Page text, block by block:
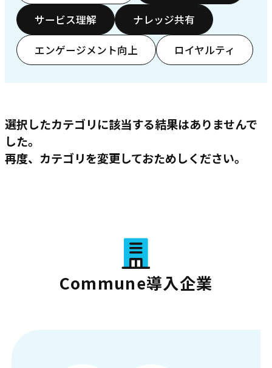
サービス理解 ナレッジ共有
エンゲージメント向上 ロイヤルティ
選択したカテゴリに該当する結果はありませんで
した。
再度、カテゴリを変更しておためしください。
Commune導入企業